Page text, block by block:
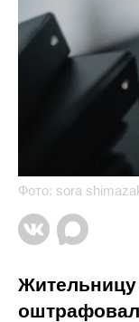
Фото: sora
Жительницу